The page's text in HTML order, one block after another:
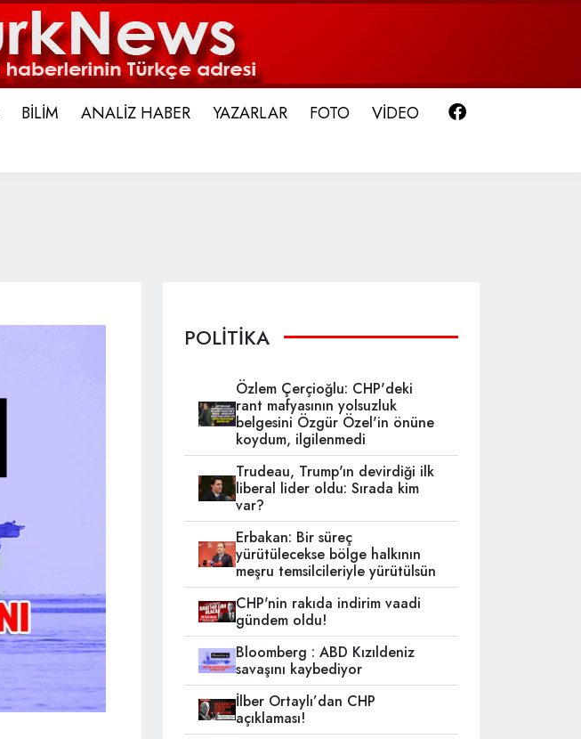
BİLİM ANALİZ HABER YAZARLAR FOTO VİDEO
POLİTİKA
Özlem Çerçioğlu: CHP'deki
rant mafyasının yolsuzluk
belgesini Özgür Özel'in önüne
koydum, ilgilenmedi
Trudeau, Trump'ın devirdiği ilk
liberal lider oldu: Sırada kim
var?
Erbakan: Bir süreç
yürütülecekse bölge halkının
meşru temsilcileriyle yürütülsün
CHP'nin rakıda indirim vaadi
gündem oldu!
Bloomberg : ABD Kızıldeniz
savaşını kaybediyor
İlber Ortaylı’dan CHP
açıklaması!